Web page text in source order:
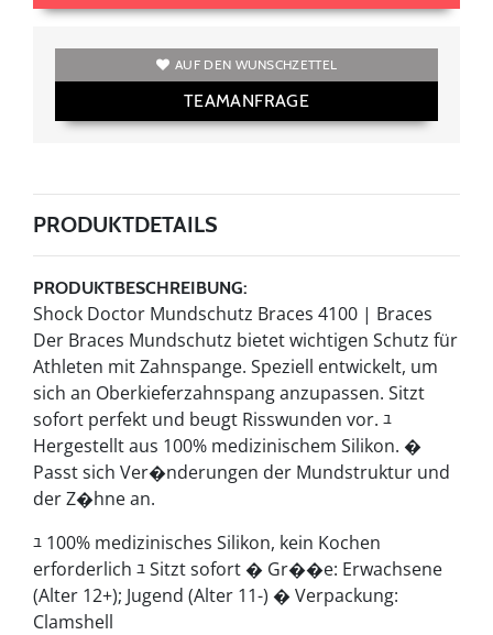
AUF DEN WUNSCHZETTEL
TEAMANFRAGE
PRODUKTDETAILS
PRODUKTBESCHREIBUNG:
Shock Doctor Mundschutz Braces 4100 | Braces
Der Braces Mundschutz bietet wichtigen Schutz für
Athleten mit Zahnspange. Speziell entwickelt, um
sich an Oberkieferzahnspang anzupassen. Sitzt
sofort perfekt und beugt Risswunden vor. ﾕ
Hergestellt aus 100% medizinischem Silikon. �
Passt sich Ver�nderungen der Mundstruktur und
der Z�hne an.
ﾕ 100% medizinisches Silikon, kein Kochen
erforderlich ﾕ Sitzt sofort � Gr��e: Erwachsene
(Alter 12+); Jugend (Alter 11-) � Verpackung:
Clamshell